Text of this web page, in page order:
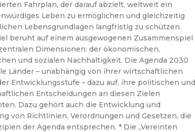
Fahrplan, der darauf abzielt, weltweit ein
Leben zu ermöglichen und gleichzeitig
Lebensgrundlagen langfristig zu schützen.
beruht auf einem ausgewogenen Zusammenspiel
Dimensionen: der ökonomischen,
und sozialen Nachhaltigkeit. Die Agenda 2030
Länder – unabhängig von ihrer wirtschaftlichen
Entwicklungsstufe – dazu auf, ihre politischen und
Entscheidungen an diesen Zielen
Dazu gehört auch die Entwicklung und
von Richtlinien, Verordnungen und Gesetzen, die
der Agenda entsprechen. * Die „Vereinten